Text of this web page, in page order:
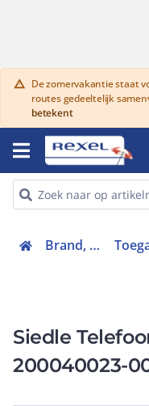
warning De zomervakantie staat
routes gedeeltelijk
betekent
Brand, toegang en inbraak
Siedle
200040023-